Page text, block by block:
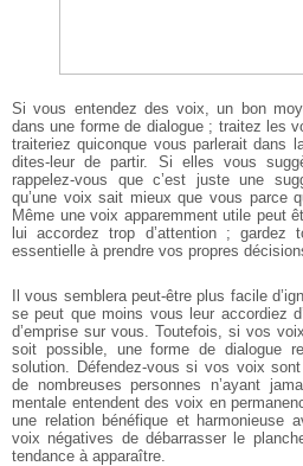
Si vous entendez des voix, un bon
dans une forme de dialogue ; traitez les
traiteriez quiconque vous parlerait dans
dites-leur de partir. Si elles vous
rappelez-vous que c’est juste une
qu’une voix sait mieux que vous parce
Même une voix apparemment utile peut
lui accordez trop d’attention ; gardez
essentielle à prendre vos propres
Il vous semblera peut-être plus facile
se peut que moins vous leur accordiez
d’emprise sur vous. Toutefois, si vos
soit possible, une forme de dialogue
solution. Défendez-vous si vos voix
de nombreuses personnes n’ayant
mentale entendent des voix en
une relation bénéfique et harmonieuse
voix négatives de débarrasser le
tendance à apparaître.